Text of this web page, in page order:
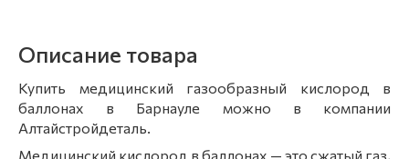
Описание товара
Купить медицинский газообразный кислород в
баллонах в Барнауле можно в компании
Алтайстройдеталь.
Медицинский кислород в баллонах — это сжатый газ,